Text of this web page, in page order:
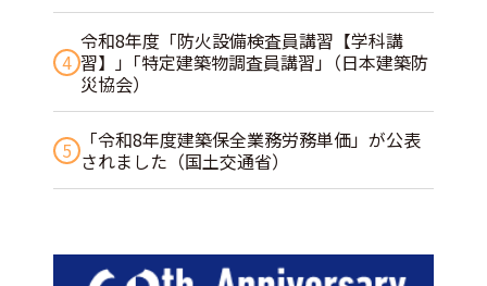
4
令和8年度「防火設備検査員講習【学科講
習】」｢特定建築物調査員講習｣（日本建築防
災協会）
5
「令和8年度建築保全業務労務単価」が公表
されました（国土交通省）